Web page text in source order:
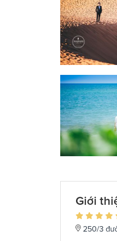
Giới
250/3